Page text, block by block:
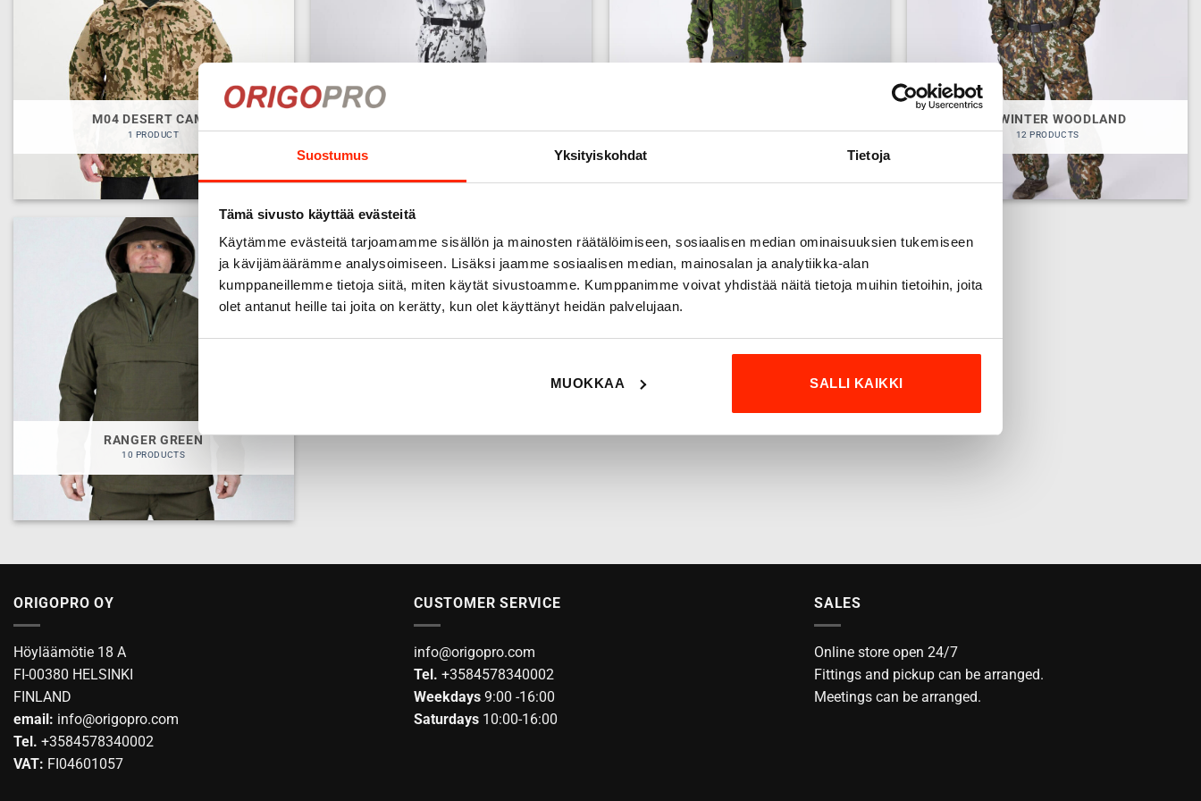
Suostumus Yksityiskohdat Tietoja
Tämä sivusto käyttää evästeitä
Käytämme evästeitä tarjoamamme sisällön ja mainosten räätälöimiseen, sosiaalisen median ominaisuuksien tukemiseen
ja kävijämäärämme analysoimiseen. Lisäksi jaamme sosiaalisen median, mainosalan ja analytiikka-alan
kumppaneillemme tietoja siitä, miten käytät sivustoamme. Kumppanimme voivat yhdistää näitä tietoja muihin tietoihin, joita
olet antanut heille tai joita on kerätty, kun olet käyttänyt heidän palvelujaan.
MUOKKAA SALLI KAIKKI
M04 DESERT CAMO
1 PRODUCT 14 PRODUCTS 33 PRODUCTS
M05 WINTER WOODLAND
12 PRODUCTS
RANGER GREEN
10 PRODUCTS
ORIGOPRO OY
Höyläämötie 18 A
FI-00380 HELSINKI
FINLAND
email: info@origopro.com
Tel. +3584578340002
VAT: FI04601057
CUSTOMER SERVICE
info@origopro.com
Tel. +3584578340002
Weekdays 9:00 -16:00
Saturdays 10:00-16:00
SALES
Online store open 24/7
Fittings and pickup can be arranged.
Meetings can be arranged.